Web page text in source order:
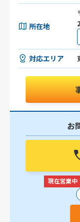
所在地
対応エリア
お
現在営業中